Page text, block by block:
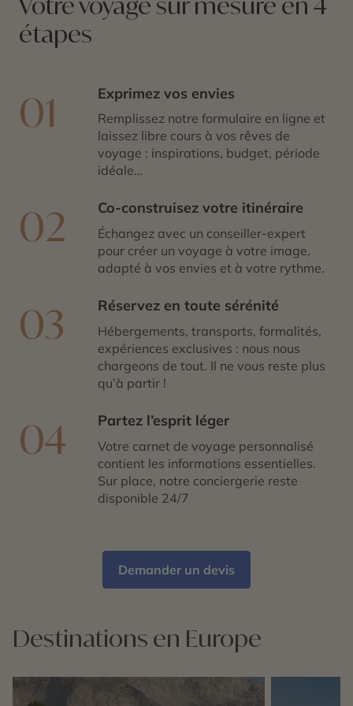
étapes
01 Exprimez vos envies
Remplissez notre formulaire en ligne et
laissez libre cours à vos rêves de
voyage : inspirations, budget, période
idéale…
02 Co-construisez votre itinéraire
Échangez avec un conseiller-expert
pour créer un voyage à votre image,
adapté à vos envies et à votre rythme.
03 Réservez en toute sérénité
Hébergements, transports, formalités,
expériences exclusives : nous nous
chargeons de tout. Il ne vous reste plus
qu’à partir !
04 Partez l’esprit léger
Votre carnet de voyage personnalisé
contient les informations essentielles.
Sur place, notre conciergerie reste
disponible 24/7
Demander un devis
Destinations en Europe